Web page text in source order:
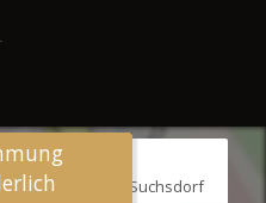
1, 24107 Kiel-Suchsdorf